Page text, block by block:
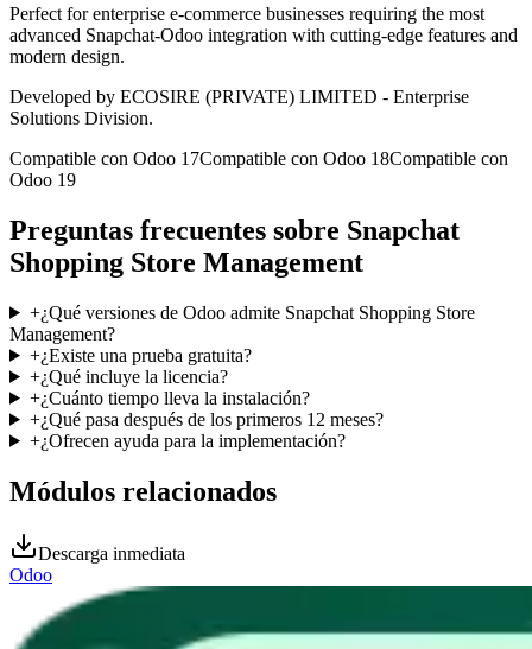
Perfect for enterprise e-commerce businesses requiring the most
advanced Snapchat-Odoo integration with cutting-edge features and
modern design.
Developed by ECOSIRE (PRIVATE) LIMITED - Enterprise
Solutions Division.
Compatible con Odoo 17Compatible con Odoo 18Compatible con
Odoo 19
Preguntas frecuentes sobre Snapchat
Shopping Store Management
+¿Qué versiones de Odoo admite Snapchat Shopping Store
Management?
+¿Existe una prueba gratuita?
+¿Qué incluye la licencia?
+¿Cuánto tiempo lleva la instalación?
+¿Qué pasa después de los primeros 12 meses?
+¿Ofrecen ayuda para la implementación?
Módulos relacionados
Descarga inmediata
Odoo